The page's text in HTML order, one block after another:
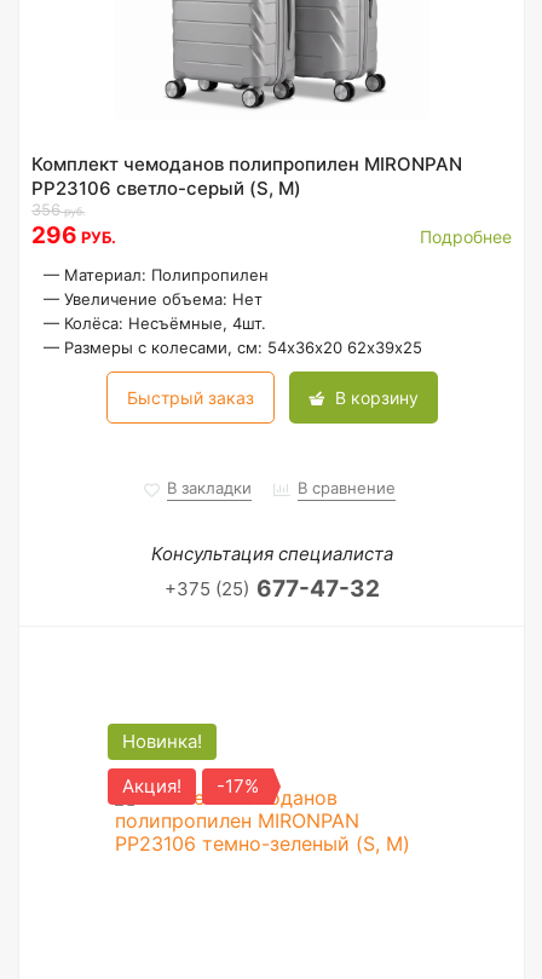
Комплект чемоданов полипропилен MIRONPAN
PP23106 светло-серый (S, M)
356руб.
296 РУБ. Подробнее
— Материал: Полипропилен
— Увеличение объема: Нет
— Колёса: Несъёмные, 4шт.
— Размеры с колесами, см: 54х36х20 62х39х25
Быстрый заказ В корзину
В закладки В сравнение
Консультация специалиста
+375 (25) 677-47-32
Новинка!
Акция!
-17%